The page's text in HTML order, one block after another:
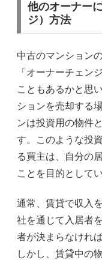
他のオーナー
ジ）方法
中古のマンション
「オーナーチェン
こともあるかと思
ションを売却する
ンは投資用の物件
す。このような投
る買主は、自分の
ことを目的としてい
通常、賃貸で収入
社を通じて入居者
者が決まらなけれ
しかし、賃貸中の